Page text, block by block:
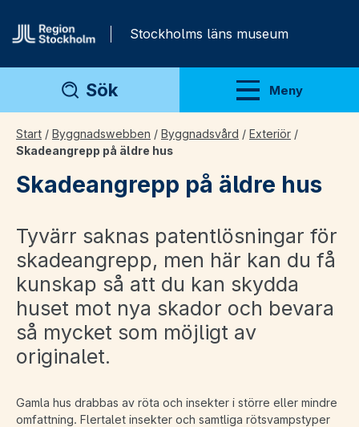
Stockholms läns museum
Sök Meny
Visa meny
Start / Byggnadswebben / Byggnadsvård / Exteriör /
Skadeangrepp på äldre hus
Skadeangrepp på äldre hus
Tyvärr saknas patentlösningar för
skadeangrepp, men här kan du få
kunskap så att du kan skydda
huset mot nya skador och bevara
så mycket som möjligt av
originalet.
Gamla hus drabbas av röta och insekter i större eller mindre
omfattning. Flertalet insekter och samtliga rötsvampstyper